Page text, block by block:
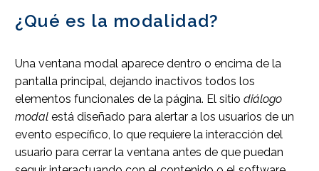
¿Qué es la modalidad?
Una ventana modal aparece dentro o encima de la
pantalla principal, dejando inactivos todos los
elementos funcionales de la página. El sitio diálogo
modal está diseñado para alertar a los usuarios de un
evento específico, lo que requiere la interacción del
usuario para cerrar la ventana antes de que puedan